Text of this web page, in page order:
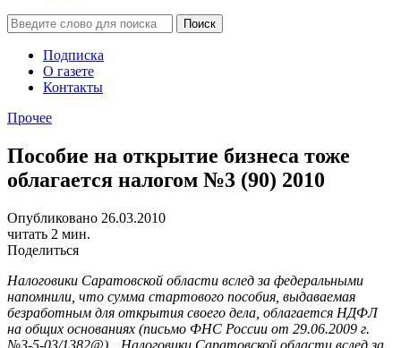
Подписка
О газете
Контакты
Прочее
Пособие на открытие бизнеса тоже
облагается налогом №3 (90) 2010
Опубликовано 26.03.2010
читать 2 мин.
Поделиться
Налоговики Саратовской области вслед за федеральными
напомнили, что сумма стартового пособия, выдаваемая
безработным для открытия своего дела, облагается НДФЛ
на общих основаниях (письмо ФНС России от 29.06.2009 г.
№3-5-03/1382@)…Налоговики Саратовской области вслед за